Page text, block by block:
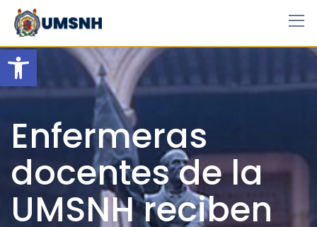
Open toolbar
Skip
content
Enfermeras
docentes de la
UMSNH reciben